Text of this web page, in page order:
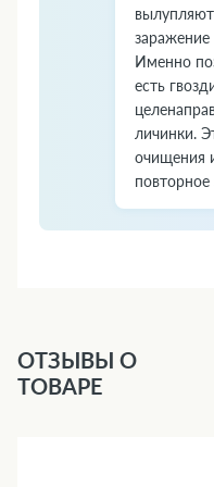
заражение
Именно
есть
личинки.
очищения
ОТЗЫВЫ О
ТОВАРЕ